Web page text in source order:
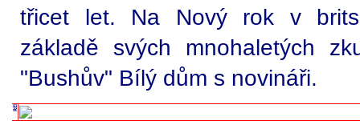
třicet let. Na Nový rok v
základě svých mnohaletých
"Bushův" Bílý dům s novináři.